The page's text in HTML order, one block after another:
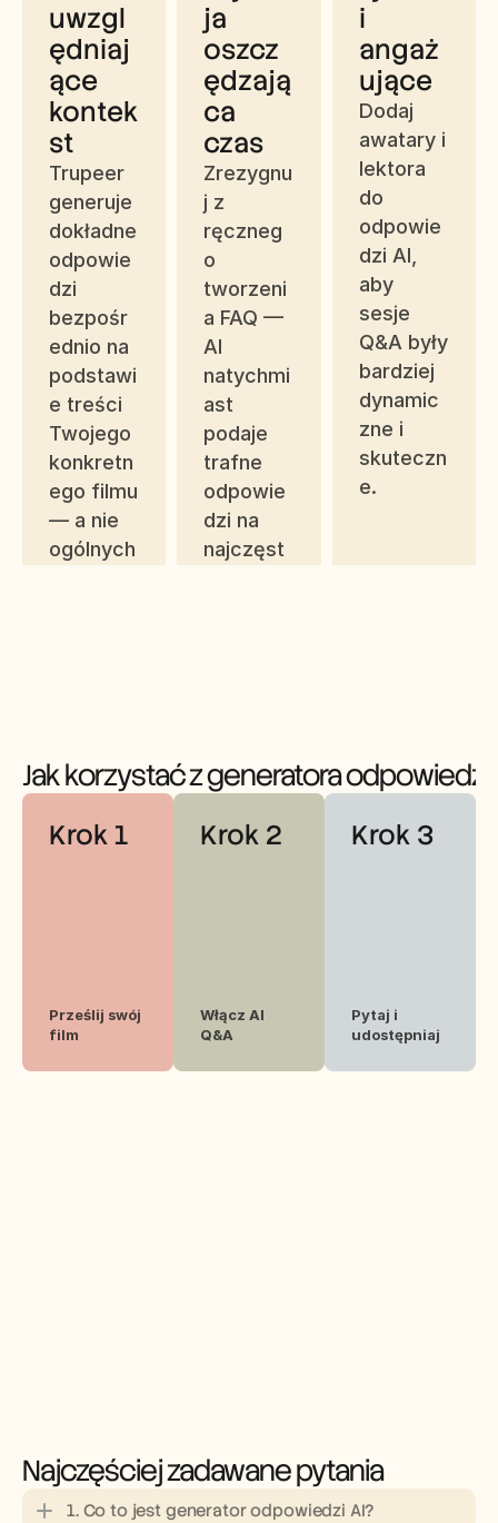
uwzgl
ędniaj
ące
kontek
st
Trupeer
generuje
dokładne
odpowie
dzi
bezpośr
ednio na
podstawi
e treści
Twojego
konkretn
ego filmu
— a nie
ogólnych
ja
oszcz
ędzają
ca
czas
Zrezygnu
j z
ręczneg
o
tworzeni
a FAQ —
AI
natychmi
ast
podaje
trafne
odpowie
dzi na
najczęst
i
angaż
ujące
Dodaj
awatary i
lektora
do
odpowie
dzi AI,
aby
sesje
Q&A były
bardziej
dynamic
zne i
skuteczn
e.
Jak korzystać z generatora odpowiedzi
Krok 1
Prześlij swój
film
Krok 2
Włącz AI
Q&A
Krok 3
Pytaj i
udostępniaj
Najczęściej zadawane pytania
1. Co to jest generator odpowiedzi AI?